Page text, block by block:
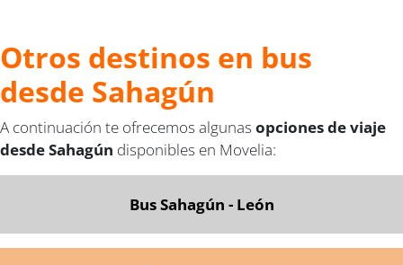
Otros destinos en bus
desde Sahagún
A continuación te ofrecemos algunas opciones de viaje
desde Sahagún disponibles en Movelia:
Bus Sahagún - León